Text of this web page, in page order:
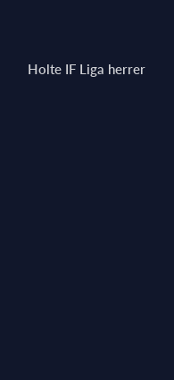
Holte IF Liga herrer